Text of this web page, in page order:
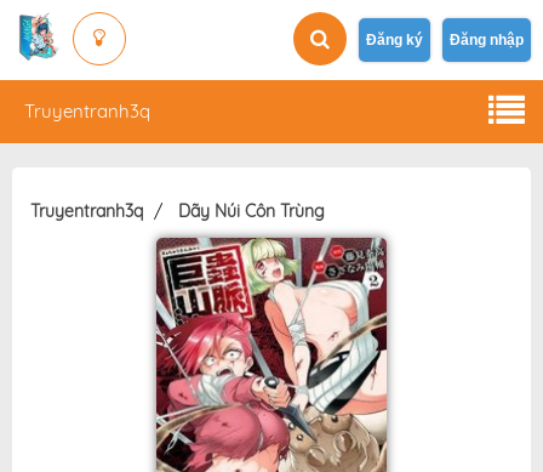
Đăng ký Đăng nhập
Truyentranh3q
Truyentranh3q Dãy Núi Côn Trùng